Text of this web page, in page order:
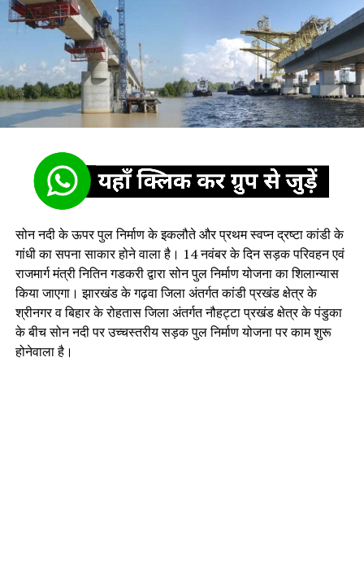
सोन नदी के ऊपर पुल निर्माण के इकलौते और प्रथम स्वप्न द्रष्टा कांडी के
गांधी का सपना साकार होने वाला है। 14 नवंबर के दिन सड़क परिवहन एवं
राजमार्ग मंत्री नितिन गडकरी द्वारा सोन पुल निर्माण योजना का शिलान्यास
किया जाएगा। झारखंड के गढ़वा जिला अंतर्गत कांडी प्रखंड क्षेत्र के
श्रीनगर व बिहार के रोहतास जिला अंतर्गत नौहट्टा प्रखंड क्षेत्र के पंडुका
के बीच सोन नदी पर उच्चस्तरीय सड़क पुल निर्माण योजना पर काम शुरू
होनेवाला है।